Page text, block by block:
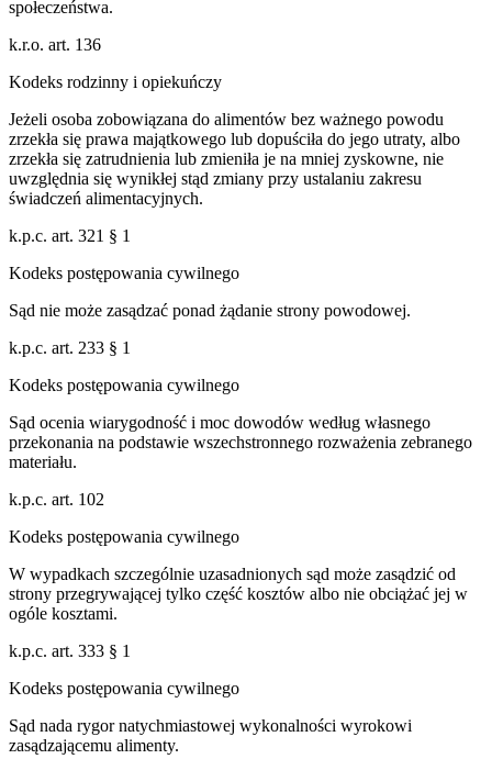
społeczeństwa.
k.r.o. art. 136
Kodeks rodzinny i opiekuńczy
Jeżeli osoba zobowiązana do alimentów bez ważnego powodu
zrzekła się prawa majątkowego lub dopuściła do jego utraty, albo
zrzekła się zatrudnienia lub zmieniła je na mniej zyskowne, nie
uwzględnia się wynikłej stąd zmiany przy ustalaniu zakresu
świadczeń alimentacyjnych.
k.p.c. art. 321 § 1
Kodeks postępowania cywilnego
Sąd nie może zasądzać ponad żądanie strony powodowej.
k.p.c. art. 233 § 1
Kodeks postępowania cywilnego
Sąd ocenia wiarygodność i moc dowodów według własnego
przekonania na podstawie wszechstronnego rozważenia zebranego
materiału.
k.p.c. art. 102
Kodeks postępowania cywilnego
W wypadkach szczególnie uzasadnionych sąd może zasądzić od
strony przegrywającej tylko część kosztów albo nie obciążać jej w
ogóle kosztami.
k.p.c. art. 333 § 1
Kodeks postępowania cywilnego
Sąd nada rygor natychmiastowej wykonalności wyrokowi
zasądzającemu alimenty.